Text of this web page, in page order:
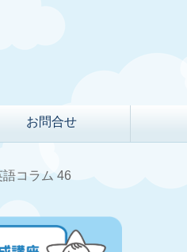
お問合せ
語コラム 46